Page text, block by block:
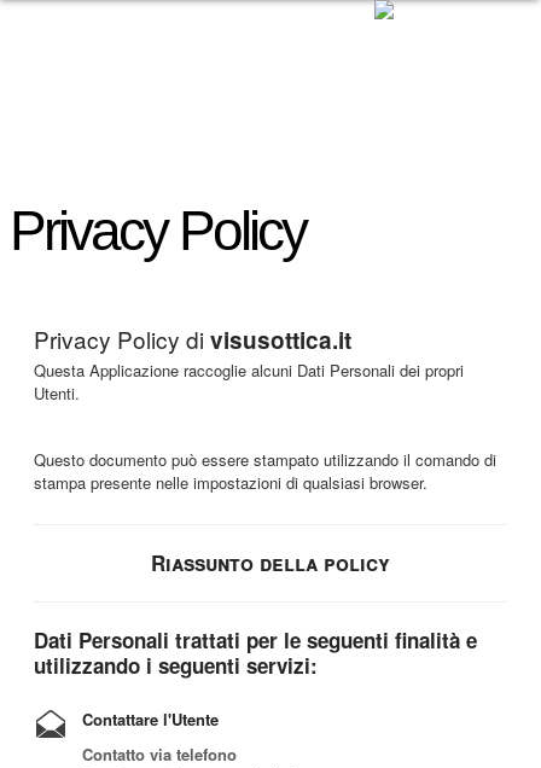
Privacy Policy
Privacy Policy di visusottica.it
Questa Applicazione raccoglie alcuni Dati Personali dei propri
Utenti.
Questo documento può essere stampato utilizzando il comando di
stampa presente nelle impostazioni di qualsiasi browser.
Riassunto della policy
Dati Personali trattati per le seguenti finalità e
utilizzando i seguenti servizi:
Contattare l'Utente
Contatto via telefono